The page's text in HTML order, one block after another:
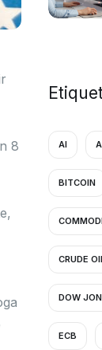
8
AI
BITCOIN
CRUDE
DOW
ECB